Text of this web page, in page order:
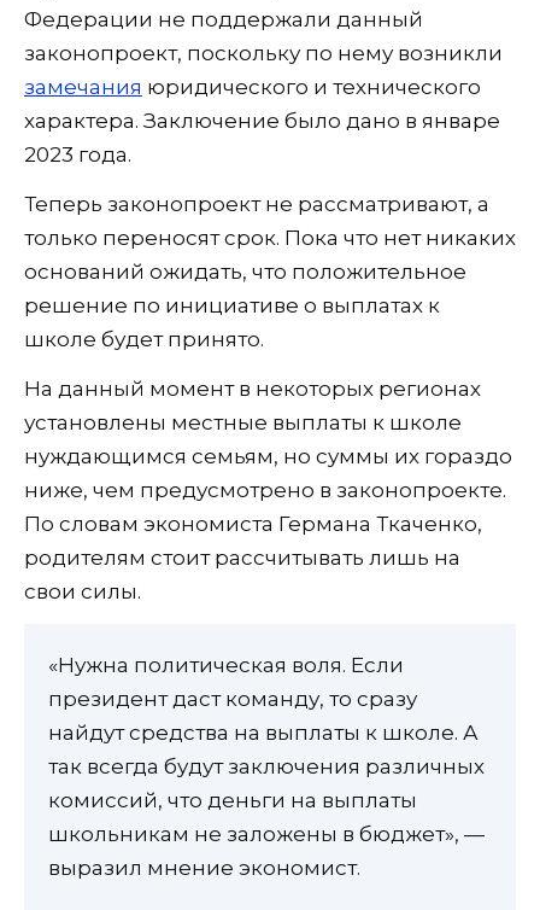
Федерации не поддержали данный
законопроект, поскольку по нему возникли
замечания юридического и технического
характера. Заключение было дано в январе
2023 года.
Теперь законопроект не рассматривают, а
только переносят срок. Пока что нет никаких
оснований ожидать, что положительное
решение по инициативе о выплатах к
школе будет принято.
На данный момент в некоторых регионах
установлены местные выплаты к школе
нуждающимся семьям, но суммы их гораздо
ниже, чем предусмотрено в законопроекте.
По словам экономиста Германа Ткаченко,
родителям стоит рассчитывать лишь на
свои силы.
«Нужна политическая воля. Если
президент даст команду, то сразу
найдут средства на выплаты к школе. А
так всегда будут заключения различных
комиссий, что деньги на выплаты
школьникам не заложены в бюджет», —
выразил мнение экономист.